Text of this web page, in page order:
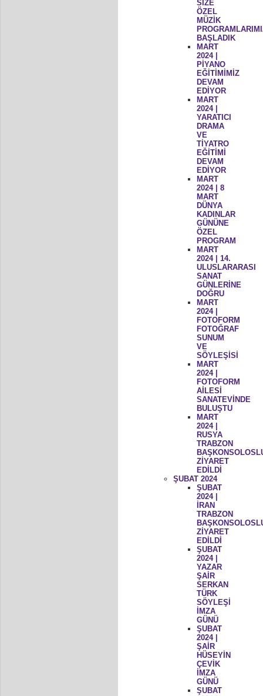
SİZE
ÖZEL
MÜZİK
BAŞLADIK
MART
2024 |
PİYANO
EĞİTİMİMİZ
DEVAM
EDİYOR
MART
2024 |
YARATICI
DRAMA
VE
TİYATRO
EĞİTİMİ
DEVAM
EDİYOR
MART
2024 | 8
MART
DÜNYA
KADINLAR
GÜNÜNE
ÖZEL
PROGRAM
MART
2024 | 14.
ULUSLARARASI
SANAT
GÜNLERİNE
DOĞRU
MART
2024 |
FOTOFORM
FOTOĞRAF
SUNUM
VE
SÖYLEŞİSİ
MART
2024 |
FOTOFORM
AİLESİ
SANATEVİNDE
BULUŞTU
MART
2024 |
RUSYA
TRABZON
ZİYARET
EDİLDİ
ŞUBAT 2024
ŞUBAT
2024 |
İRAN
TRABZON
ZİYARET
EDİLDİ
ŞUBAT
2024 |
YAZAR
ŞAİR
SERKAN
TÜRK
SÖYLEŞİ
İMZA
GÜNÜ
ŞUBAT
2024 |
ŞAİR
HÜSEYİN
ÇEVİK
İMZA
GÜNÜ
ŞUBAT